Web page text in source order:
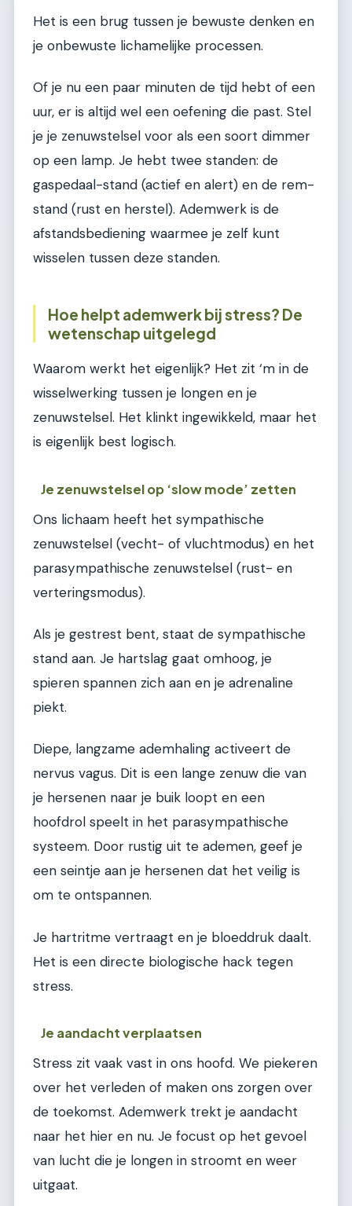
Het is een brug tussen je bewuste denken en
je onbewuste lichamelijke processen.
Of je nu een paar minuten de tijd hebt of een
uur, er is altijd wel een oefening die past. Stel
je je zenuwstelsel voor als een soort dimmer
op een lamp. Je hebt twee standen: de
gaspedaal-stand (actief en alert) en de rem-
stand (rust en herstel). Ademwerk is de
afstandsbediening waarmee je zelf kunt
wisselen tussen deze standen.
Hoe helpt ademwerk bij stress? De
wetenschap uitgelegd
Waarom werkt het eigenlijk? Het zit ‘m in de
wisselwerking tussen je longen en je
zenuwstelsel. Het klinkt ingewikkeld, maar het
is eigenlijk best logisch.
Je zenuwstelsel op ‘slow mode’ zetten
Ons lichaam heeft het sympathische
zenuwstelsel (vecht- of vluchtmodus) en het
parasympathische zenuwstelsel (rust- en
verteringsmodus).
Als je gestrest bent, staat de sympathische
stand aan. Je hartslag gaat omhoog, je
spieren spannen zich aan en je adrenaline
piekt.
Diepe, langzame ademhaling activeert de
nervus vagus. Dit is een lange zenuw die van
je hersenen naar je buik loopt en een
hoofdrol speelt in het parasympathische
systeem. Door rustig uit te ademen, geef je
een seintje aan je hersenen dat het veilig is
om te ontspannen.
Je hartritme vertraagt en je bloeddruk daalt.
Het is een directe biologische hack tegen
stress.
Je aandacht verplaatsen
Stress zit vaak vast in ons hoofd. We piekeren
over het verleden of maken ons zorgen over
de toekomst. Ademwerk trekt je aandacht
naar het hier en nu. Je focust op het gevoel
van lucht die je longen in stroomt en weer
uitgaat.